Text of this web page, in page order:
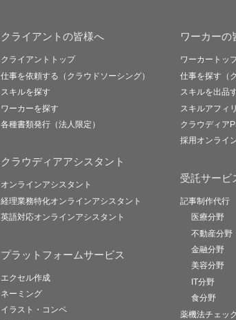
クライアントの皆様へ
クライアントトップ
仕事を依頼する（クラウドソーシング）
スキルを探す
ワーカーを探す
各種書類発行（法人限定）
クラウディアアシスタント
オンラインアシスタント
経理業務特化オンラインアシスタント
英語対応オンラインアシスタント
プラットフォームサービス
エクセル作成
ネーミング
イラスト・コンペ
ワーカーの
ワーカートッ
仕事を探す（
スキルを出品
スキルアフィ
クラウディア
採用オンライ
受託サービ
記事制作代行
医療分野
不動産分野
金融分野
美容分野
IT分野
食分野
薬機法チェック